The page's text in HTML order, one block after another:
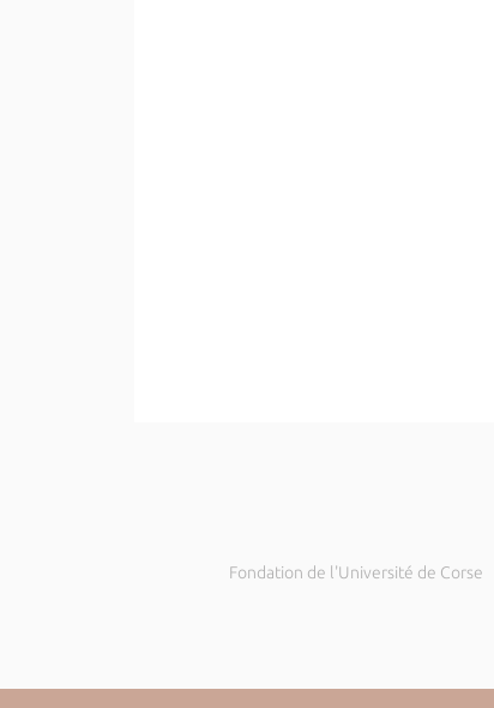
Fondation de l'Université de Corse